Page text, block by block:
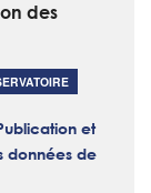
des
et
données de